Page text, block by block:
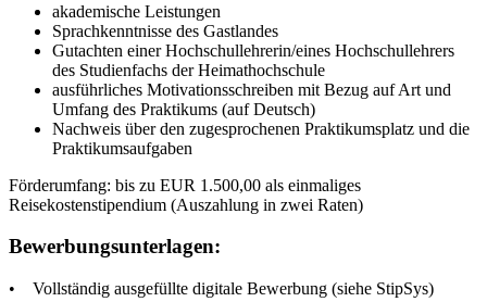
akademische Leistungen
Sprachkenntnisse des Gastlandes
Gutachten einer Hochschullehrerin/eines Hochschullehrers
des Studienfachs der Heimathochschule
ausführliches Motivationsschreiben mit Bezug auf Art und
Umfang des Praktikums (auf Deutsch)
Nachweis über den zugesprochenen Praktikumsplatz und die
Praktikumsaufgaben
Förderumfang: bis zu EUR 1.500,00 als einmaliges
Reisekostenstipendium (Auszahlung in zwei Raten)
Bewerbungsunterlagen:
• Vollständig ausgefüllte digitale Bewerbung (siehe StipSys)